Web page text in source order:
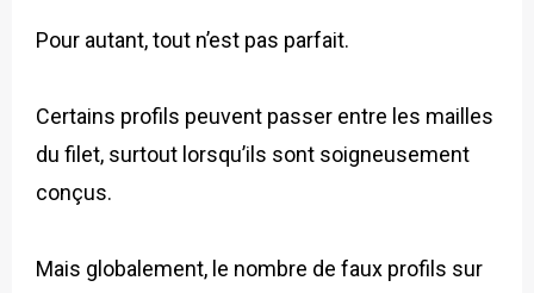
Pour autant, tout n’est pas parfait.
Certains profils peuvent passer entre les mailles
du filet, surtout lorsqu’ils sont soigneusement
conçus.
Mais globalement, le nombre de faux profils sur